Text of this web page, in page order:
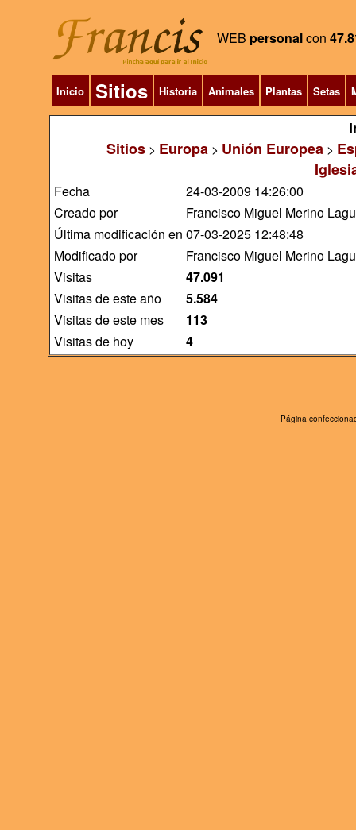
WEB personalcon
Inicio Sitios Historia Animales Plantas Setas
Sitios > Europa > Unión Europea >
Fecha
24-03-2009 14:26:00
Creado por
Francisco Miguel Merino
Última modificación en 07-03-2025 12:48:48
Modificado por
Francisco Miguel Merino
Visitas
47.091
Visitas de este año
5.584
Visitas de este mes
113
Visitas de hoy
4
Página